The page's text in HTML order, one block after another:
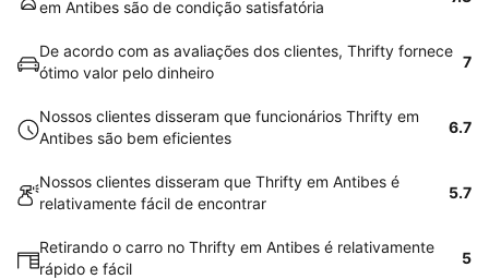
em Antibes são de condição satisfatória
De acordo com as avaliações dos clientes, Thrifty fornece
ótimo valor pelo dinheiro
7
Nossos clientes disseram que funcionários Thrifty em
Antibes são bem eficientes
6.7
Nossos clientes disseram que Thrifty em Antibes é
relativamente fácil de encontrar
5.7
Retirando o carro no Thrifty em Antibes é relativamente
rápido e fácil
5